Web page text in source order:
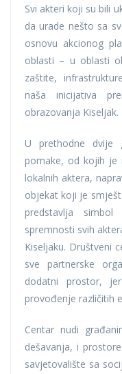
Svi akteri koji su bili
da urade nešto sa
osnovu akcionog
oblasti – u oblasti
zaštite,
naša inicijativa
obrazovanja Kiseljak.
U prethodne dvije
pomake, od kojih je
lokalnih aktera,
objekat koji je
predstavlja
spremnosti svih
Kiseljaku. Društveni
sve partnerske
dodatni prostor,
provođenje različitih
Centar nudi
dešavanja, i
savjetovalište sa